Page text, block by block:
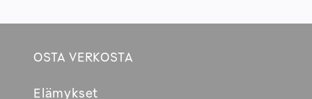
OSTA VERKOSTA
Elämykset